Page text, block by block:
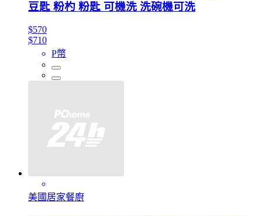
豆匙 粉杓 粉匙 可機洗 洗碗機可洗
$570
$710
P幣
美國居家餐廚